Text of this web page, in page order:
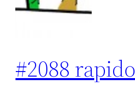
#2088 rapido